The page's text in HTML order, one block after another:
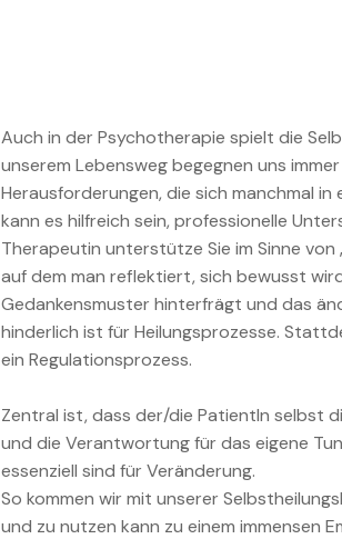
Auch in der Psychotherapie spielt die
unserem Lebensweg begegnen uns
Herausforderungen, die sich manchmal
kann es hilfreich sein, professionelle
Therapeutin unterstütze Sie im Sinne von
auf dem man reflektiert, sich bewusst
Gedankensmuster hinterfrägt und das
hinderlich ist für Heilungsprozesse.
ein Regulationsprozess.
Zentral ist, dass der/die PatientIn selbst
und die Verantwortung für das eigene
essenziell sind für Veränderung.
So kommen wir mit unserer
und zu nutzen kann zu einem immensen